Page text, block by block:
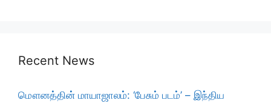
Recent News
மௌனத்தின் மாயாஜாலம்: ‘பேசும் படம்’ – இந்திய